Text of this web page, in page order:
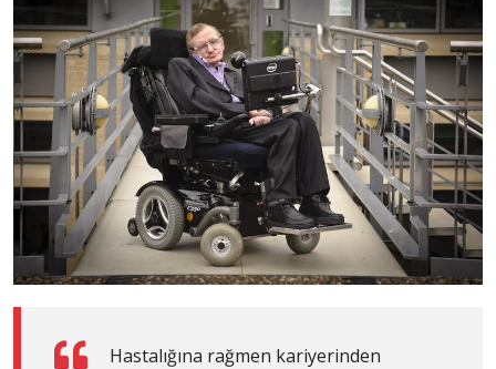
Hastalığına rağmen kariyerinden